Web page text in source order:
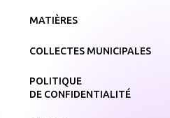
MATIÈRES
COLLECTES MUNICIPALES
POLITIQUE
DE CONFIDENTIALITÉ